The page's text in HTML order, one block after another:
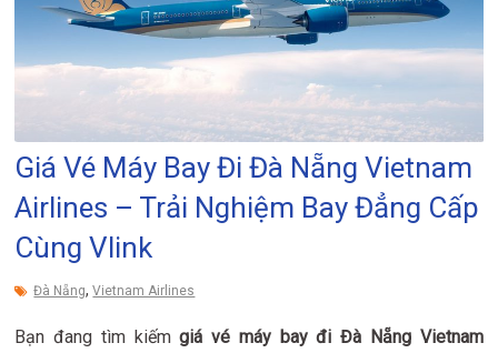
Giá Vé Máy Bay Đi Đà Nẵng Vietnam
Airlines – Trải Nghiệm Bay Đẳng Cấp
Cùng Vlink
Đà Nẵng,Vietnam Airlines
Bạn đang tìm kiếmgiá vé máy bay đi Đà Nẵng Vietnam